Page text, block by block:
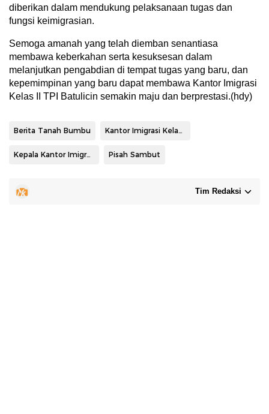
diberikan dalam mendukung pelaksanaan tugas dan
fungsi keimigrasian.
Semoga amanah yang telah diemban senantiasa
membawa keberkahan serta kesuksesan dalam
melanjutkan pengabdian di tempat tugas yang baru, dan
kepemimpinan yang baru dapat membawa Kantor Imigrasi
Kelas II TPI Batulicin semakin maju dan berprestasi.(hdy)
Berita Tanah Bumbu Kantor Imigrasi Kelas II TPI Batulicin
Kepala Kantor Imigrasi Batulicin Pisah Sambut
Tim Redaksi